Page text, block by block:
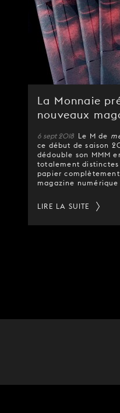
La Monnaie
nouveaux
6 sept 2018 Le M de
ce début de saison
dédouble son MMM
totalement
papier
magazine
LIRE LA SUITE